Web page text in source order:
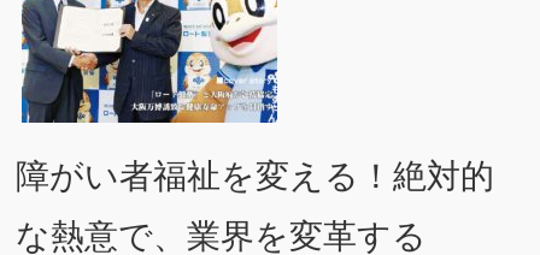
障がい者福祉を変える！絶対的
な熱意で、業界を変革する